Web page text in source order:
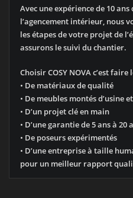
Avec une expérience de 10
l’agencement intérieur, nous
les étapes de votre projet de
assurons le suivi du chantier.
Choisir COSY NOVA c’est faire
• De matériaux de qualité
• De meubles montés d’usine
• D’un projet clé en main
• D’une garantie de 5 ans à 20
• De poseurs expérimentés
• D’une entreprise à taille
pour un meilleur rapport